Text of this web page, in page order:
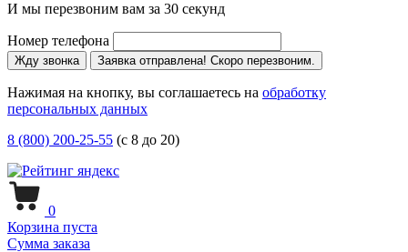
И мы перезвоним вам за 30 секунд
Номер телефона
Жду звонка Заявка отправлена! Скоро перезвоним.
Нажимая на кнопку, вы соглашаетесь на обработку
персональных данных
8 (800) 200-25-55 (с 8 до 20)
0
Корзина пуста
Сумма заказа